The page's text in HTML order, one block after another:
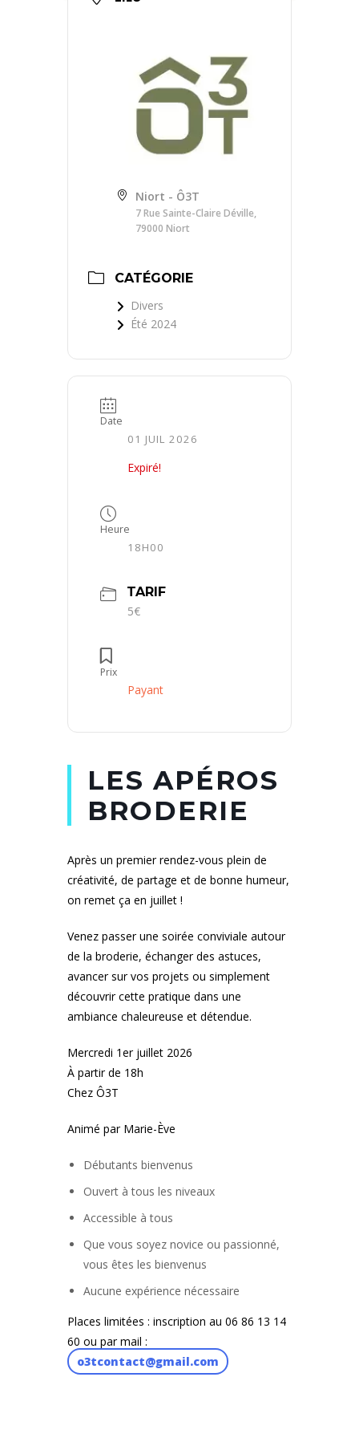
Niort - Ô3T
7 Rue Sainte-Claire Déville,
79000 Niort
CATÉGORIE
Divers
Été 2024
Date
01 JUIL 2026
Expiré!
Heure
18H00
TARIF
5€
Prix
Payant
LES APÉROS
BRODERIE
Après un premier rendez-vous plein de
créativité, de partage et de bonne humeur,
on remet ça en juillet !
Venez passer une soirée conviviale autour
de la broderie, échanger des astuces,
avancer sur vos projets ou simplement
découvrir cette pratique dans une
ambiance chaleureuse et détendue.
Mercredi 1er juillet 2026
À partir de 18h
Chez Ô3T
Animé par Marie-Ève
Débutants bienvenus
Ouvert à tous les niveaux
Accessible à tous
Que vous soyez novice ou passionné,
vous êtes les bienvenus
Aucune expérience nécessaire
Places limitées : inscription au 06 86 13 14
60 ou par mail :
o3tcontact@gmail.com